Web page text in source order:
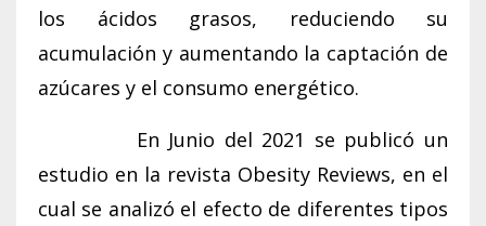
los ácidos grasos, reduciendo su
acumulación y aumentando la captación de
azúcares y el consumo energético.
En Junio del 2021 se publicó un
estudio en la revista Obesity Reviews, en el
cual se analizó el efecto de diferentes tipos